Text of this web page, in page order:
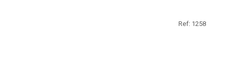
Ref: 1258